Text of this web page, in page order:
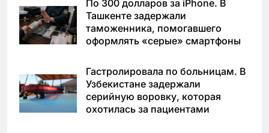
По 300 долларов за iPhone. В
Ташкенте задержали
таможенника, помогавшего
оформлять «серые» смартфоны
Гастролировала по больницам. В
Узбекистане задержали
серийную воровку, которая
охотилась за пациентами